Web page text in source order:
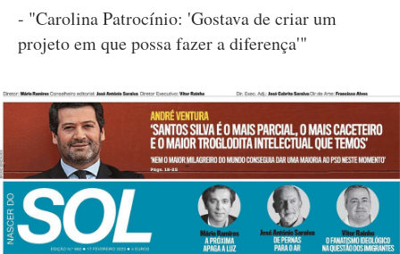
- "Carolina Patrocínio: 'Gostava de criar um
projeto em que possa fazer a diferença'"